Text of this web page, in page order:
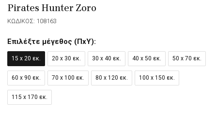
Pirates Hunter Zoro
ΚΩΔΙΚΟΣ: 108163
Επιλέξτε μέγεθος (ΠxΥ):
15 x 20 εκ. 20 x 30 εκ. 30 x 40 εκ. 40 x 50 εκ. 50 x 70 εκ.
60 x 90 εκ. 70 x 100 εκ. 80 x 120 εκ. 100 x 150 εκ.
115 x 170 εκ.